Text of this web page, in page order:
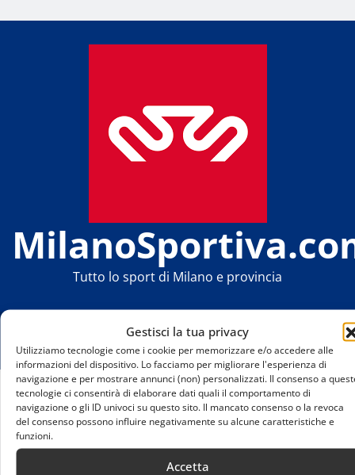
Gestisci la tua privacy
Utilizziamo tecnologie come i cookie per memorizzare e/o accedere alle
informazioni del dispositivo. Lo facciamo per migliorare l'esperienza di
navigazione e per mostrare annunci (non) personalizzati. Il consenso a
tecnologie ci consentirà di elaborare dati quali il comportamento di
navigazione o gli ID univoci su questo sito. Il mancato consenso o la revoca
del consenso possono influire negativamente su alcune caratteristiche e
funzioni.
Accetta
Tutto lo sport di Milano e provincia
Home
I campi da golf storici di Milano: un patrimonio tra
sport e cultura